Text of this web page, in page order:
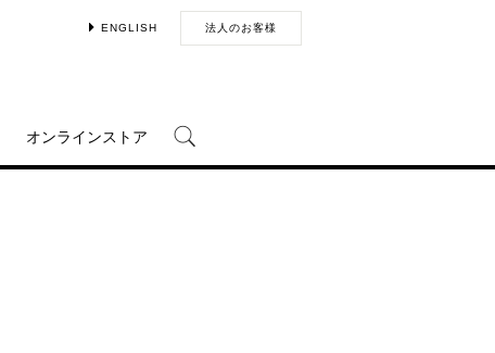
ENGLISH
法人のお客様
オンラインストア